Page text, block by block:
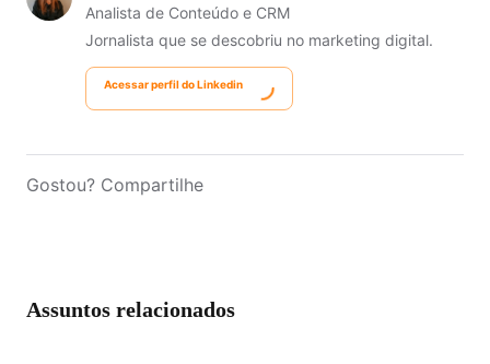
Analista de Conteúdo e CRM
Jornalista que se descobriu no marketing digital.
Acessar perfil do Linkedin
Gostou? Compartilhe
Assuntos relacionados